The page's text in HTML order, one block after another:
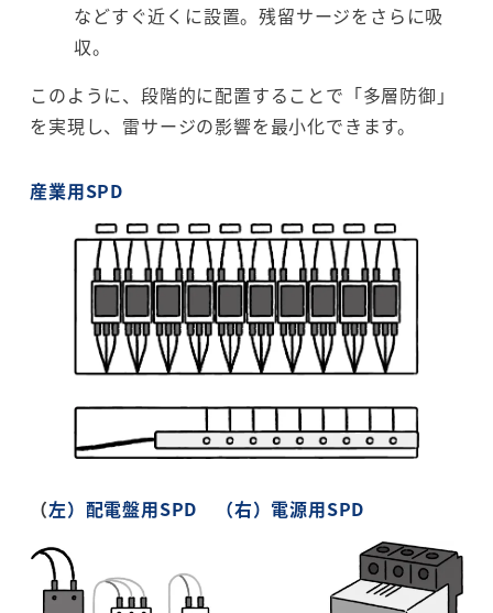
などすぐ近くに設置。残留サージをさらに吸
収。
このように、段階的に配置することで「多層防御」
を実現し、雷サージの影響を最小化できます。
産業用SPD
（左）配電盤用SPD （右）電源用SPD